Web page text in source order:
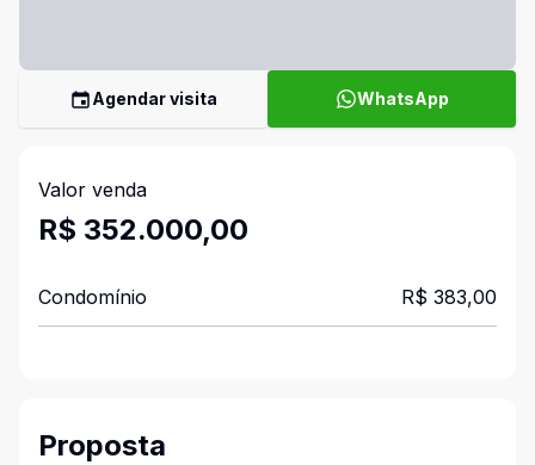
Agendar visita WhatsApp
Valor venda
R$ 352.000,00
Condomínio R$ 383,00
Proposta